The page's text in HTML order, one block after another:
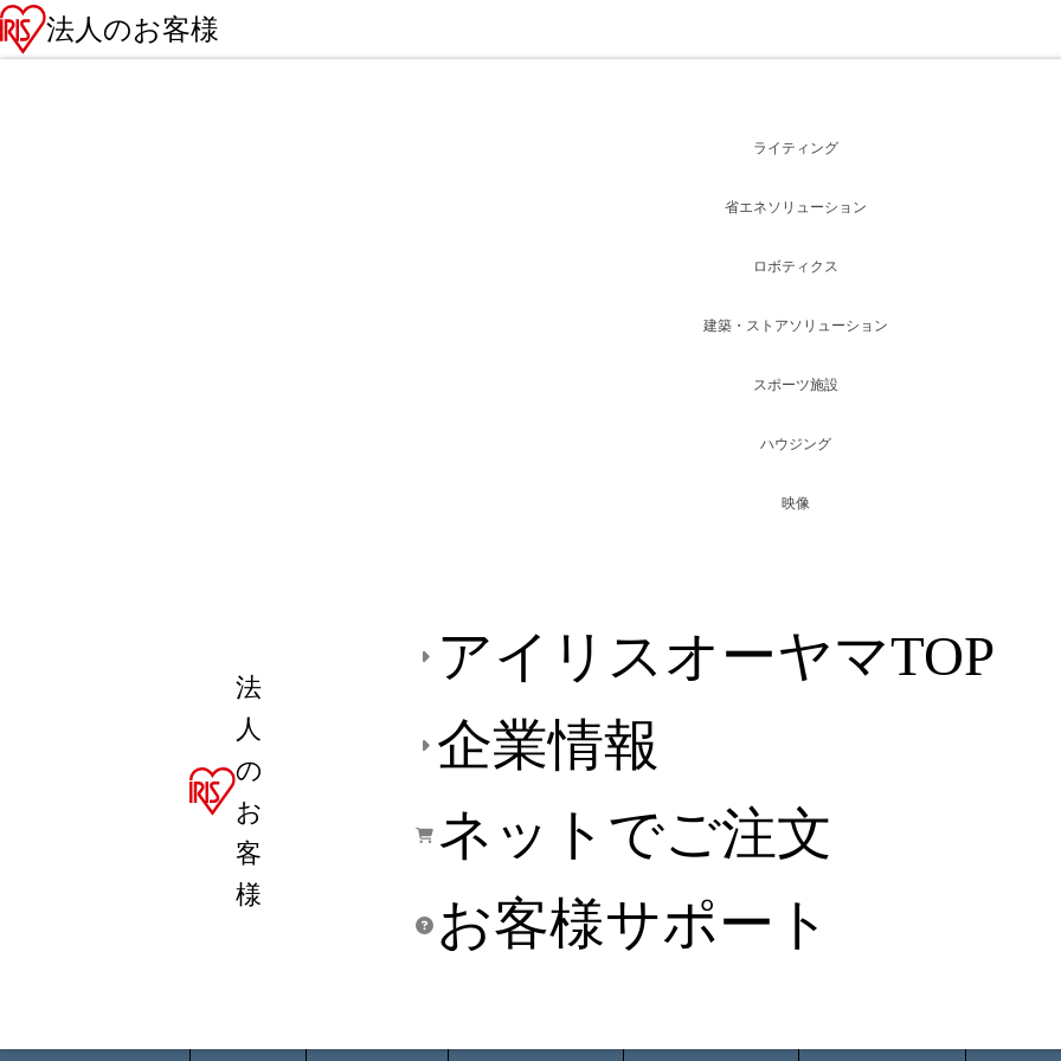
法人のお客様
法
人
の
お
客
様
アイリスオーヤマTOP
企業情報
ネットでご注文
お客様サポート
ライティング
省エネソリューション
ロボティクス
建築・ストアソリューション
スポーツ施設
ハウジング
映像